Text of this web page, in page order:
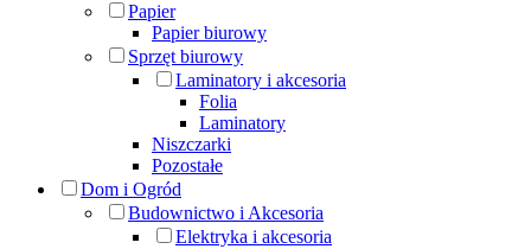
Papier
Papier biurowy
Sprzęt biurowy
Laminatory i akcesoria
Folia
Laminatory
Niszczarki
Pozostałe
Dom i Ogród
Budownictwo i Akcesoria
Elektryka i akcesoria